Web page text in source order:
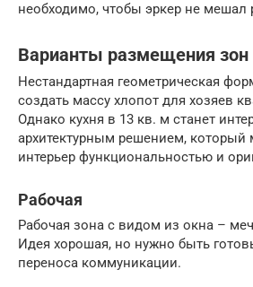
необходимо, чтобы эркер не мешал
Варианты размещения зон
Нестандартная геометрическая
создать массу хлопот для хозяев
Однако кухня в 13 кв. м станет
архитектурным решением, который
интерьер функциональностью и
Рабочая
Рабочая зона с видом из окна –
Идея хорошая, но нужно быть
переноса коммуникации.